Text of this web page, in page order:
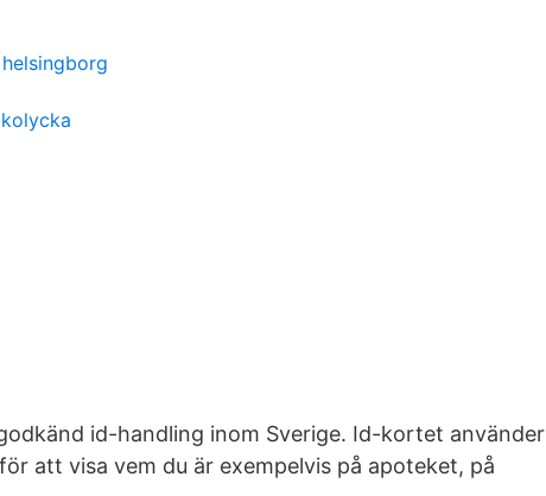
id-handling inom Sverige. Id-kortet använder
att visa vem du är exempelvis på apoteket, på